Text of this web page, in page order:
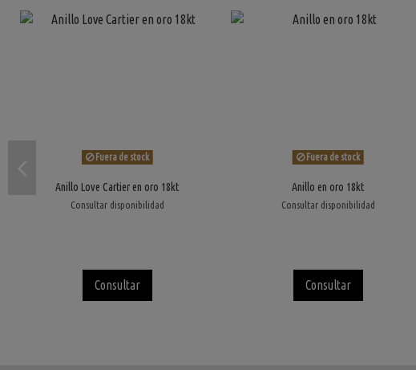
Fuera de stock
Anillo Love Cartier en oro 18kt
Consultar disponibilidad
Consultar
Fuera de stock
Anillo en oro 18kt
Consultar disponibilidad
Consultar